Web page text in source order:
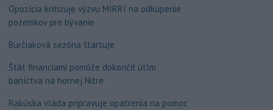
Opozícia kritizuje výzvu MIRRI na odkúpenie
pozemkov pre bývanie
Burčiaková sezóna štartuje
Štát financiami pomôže dokončiť útlm
baníctva na hornej Nitre
Rakúska vláda pripravuje opatrenia na pomoc